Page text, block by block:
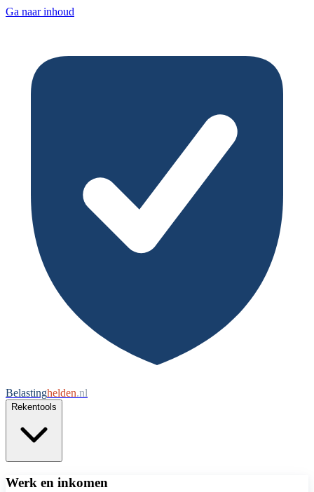
Ga naar inhoud
Belastinghelden.nl
Rekentools
Werk en inkomen